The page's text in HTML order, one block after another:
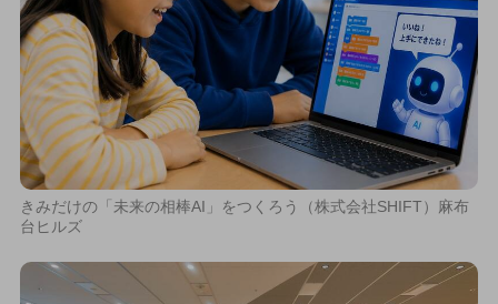
きみだけの「未来の相棒AI」をつくろう（株式会社SHIFT）麻布
台ヒルズ